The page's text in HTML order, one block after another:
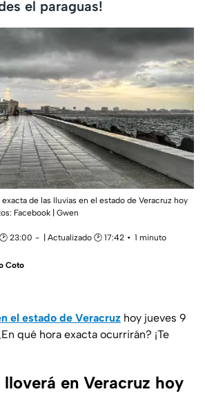
el paraguas!
exacta de las lluvias en el estado de Veracruz hoy
Facebook | Gwen
23:00 | Actualizado 🕑 17:42
1 minuto
Coto
el estado de Veracruz hoy jueves 9
qué hora exacta ocurrirán? ¡Te
en Veracruz hoy